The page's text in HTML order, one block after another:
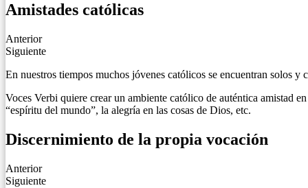
Amistades católicas
Anterior
Siguiente
En nuestros tiempos muchos jóvenes católicos se encuentran solos
Voces Verbi quiere crear un ambiente católico de auténtica amistad
“espíritu del mundo”, la alegría en las cosas de Dios, etc.
Discernimiento de la propia vocación
Anterior
Siguiente